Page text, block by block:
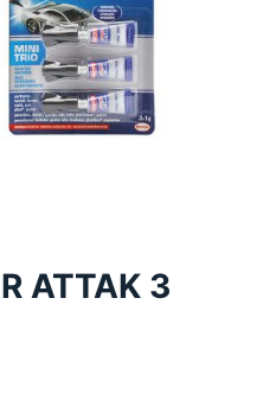
ATTAK 3